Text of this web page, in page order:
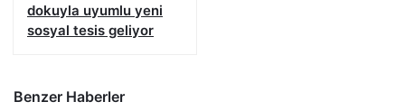
dokuyla uyumlu yeni
sosyal tesis geliyor
Benzer Haberler